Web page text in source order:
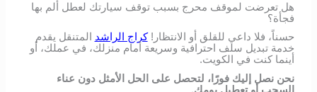
هل تعرضت لموقف محرج بسبب توقف سيارتك لعطل ألم بها
فجأة؟
حسناً، فلا داعي للقلق أو الانتظار!كراج الراشد المتنقل يقدم
خدمة تبديل سلف احترافية وسريعة أمام منزلك، في عملك، أو
أينما كنت في الكويت.
نحن نصل إليك فورًا، لتحصل على الحل الأمثل دون عناء